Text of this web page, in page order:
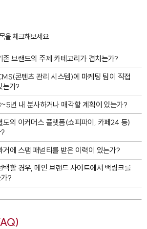
을 체크해보세요.
브랜드의 주제 카테고리가 겹치는가?
콘텐츠 관리 시스템)에 마케팅 팀이 직접
는가?
년 내 분사하거나 매각할 계획이 있는가?
도의 이커머스 플랫폼(쇼피파이, 카페24 등)
에 스팸 패널티를 받은 이력이 있는가?
할 경우, 메인 브랜드 사이트에서 백링크를
?